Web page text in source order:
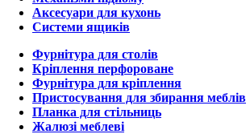
Аксесуари для кухонь
Системи ящиків
Фурнітура для столів
Кріплення перфороване
Фурнітура для кріплення
Пристосування для збирання меблів
Планка для стільниць
Жалюзі меблеві